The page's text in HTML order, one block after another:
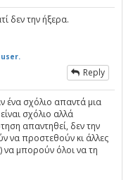
δεν την ήξερα.
user.
Reply
ένα σχόλιο απαντά μια
σχόλιο αλλά
απαντηθεί, δεν την
να προστεθούν κι άλλες
να μπορούν όλοι να τη